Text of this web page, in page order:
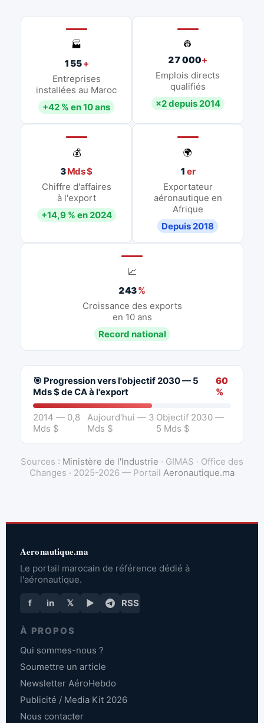
🏭
155+
Entreprises
installées au Maroc
+42 % en 10 ans
👷
27 000+
Emplois directs
qualifiés
×2 depuis 2014
💰
3Mds $
Chiffre d'affaires
à l'export
+14,9 % en 2024
🌍
1 er
Exportateur
aéronautique en
Afrique
Depuis 2018
📈
243%
Croissance des exports
en 10 ans
Record national
🎯 Progression vers l'objectif 2030 — 5
Mds $ de CA à l'export
60
%
2014 — 0,8
Mds $
Aujourd'hui — 3
Mds $
Objectif 2030 —
5 Mds $
Sources : Ministère de l'Industrie · GIMAS · Office des
Changes · 2025-2026 — Portail Aeronautique.ma
Aeronautique.ma
Le portail marocain de référence dédié à
l'aéronautique.
f in 𝕏 ▶ RSS
À PROPOS
Qui sommes-nous ?
Soumettre un article
Newsletter AéroHebdo
Publicité / Media Kit 2026
Nous contacter